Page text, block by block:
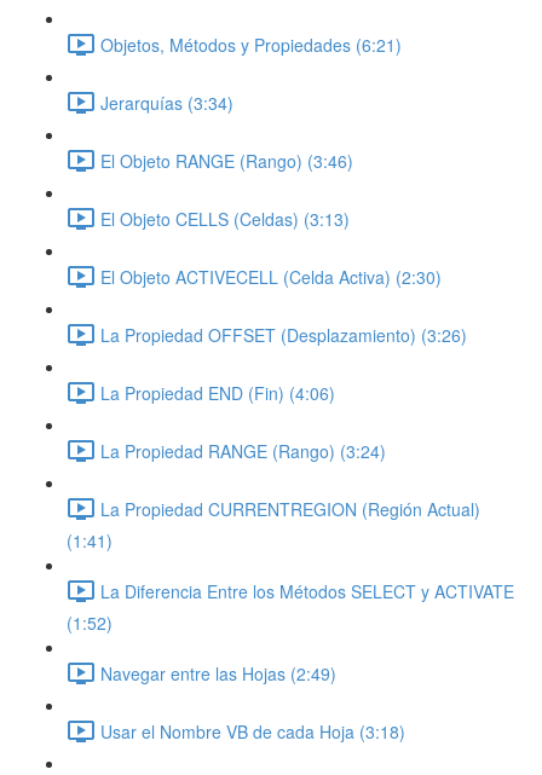
Objetos, Métodos y Propiedades (6:21)
Jerarquías (3:34)
El Objeto RANGE (Rango) (3:46)
El Objeto CELLS (Celdas) (3:13)
El Objeto ACTIVECELL (Celda Activa) (2:30)
La Propiedad OFFSET (Desplazamiento) (3:26)
La Propiedad END (Fin) (4:06)
La Propiedad RANGE (Rango) (3:24)
La Propiedad CURRENTREGION (Región Actual)
(1:41)
La Diferencia Entre los Métodos SELECT y ACTIVATE
(1:52)
Navegar entre las Hojas (2:49)
Usar el Nombre VB de cada Hoja (3:18)